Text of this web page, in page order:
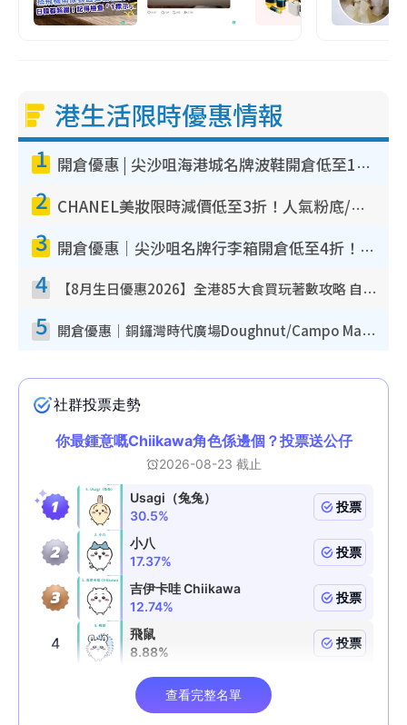
港生活限時優惠情報
1 開倉優惠 | 尖沙咀海港城名牌波鞋開倉低至1折！On鞋$899起／Joy&Peace鞋履$98起
2 CHANEL美妝限時減價低至3折！人氣粉底/唇膏/精華液低至$275！COCO香水都有平
3 開倉優惠｜尖沙咀名牌行李箱開倉低至4折！一連5日 American Tourister/ace./Hallmark $200起！
4 【8月生日優惠2026】全港85大食買玩著數攻略 自助餐/火鍋放題同行免費＋誠品/DONKI送現金券
5 開倉優惠｜銅鑼灣時代廣場Doughnut/Campo Marzio開倉低至1折！背囊、書包、手袋劈價$200起